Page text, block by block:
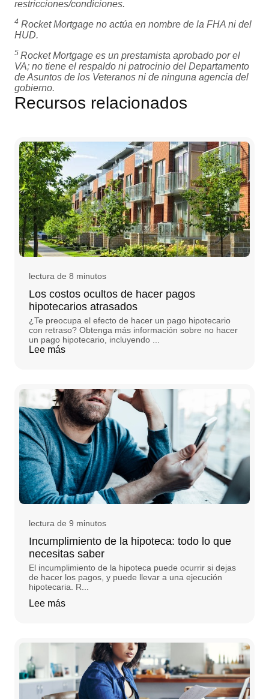
restricciones/condiciones.
4 Rocket Mortgage no actúa en nombre de la FHA ni del
HUD.
5 Rocket Mortgage es un prestamista aprobado por el
VA; no tiene el respaldo ni patrocinio del Departamento
de Asuntos de los Veteranos ni de ninguna agencia del
gobierno.
Recursos relacionados
lectura de 8 minutos
Los costos ocultos de hacer pagos
hipotecarios atrasados
¿Te preocupa el efecto de hacer un pago hipotecario
con retraso? Obtenga más información sobre no hacer
un pago hipotecario, incluyendo ...
Lee más
lectura de 9 minutos
Incumplimiento de la hipoteca: todo lo que
necesitas saber
El incumplimiento de la hipoteca puede ocurrir si dejas
de hacer los pagos, y puede llevar a una ejecución
hipotecaria. R...
Lee más